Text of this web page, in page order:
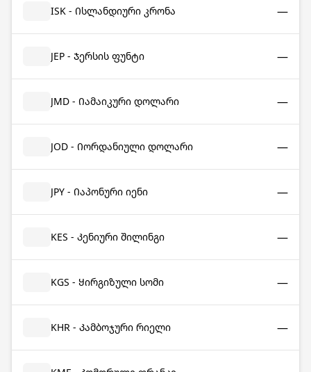
ISK - Ისლანდიური კრონა —
JEP - Ჯერსის ფუნტი —
JMD - Იამაიკური დოლარი —
JOD - Იორდანიული დოლარი —
JPY - Იაპონური იენი —
KES - Კენიური შილინგი —
KGS - Ყირგიზული სომი —
KHR - Კამბოჯური რიელი —